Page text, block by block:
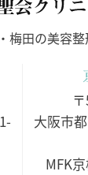
梅田の美容
大阪市
MFK